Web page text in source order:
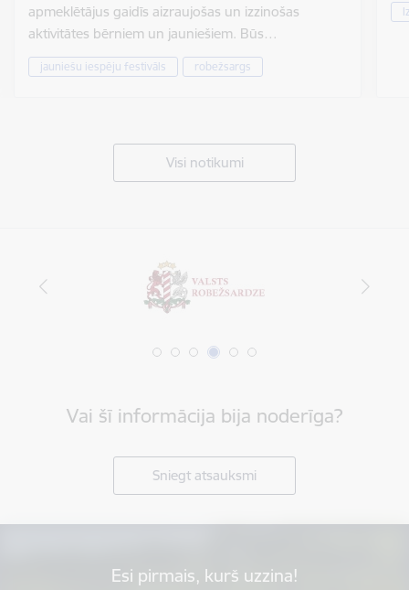
apmeklētājus gaidīs aizraujošas un izzinošas
aktivitātes bērniem un jauniešiem. Būs…
jauniešu iespēju festivāls robežsargs
Visi notikumi
Vai šī informācija bija noderīga?
Sniegt atsauksmi
Esi pirmais, kurš uzzina!